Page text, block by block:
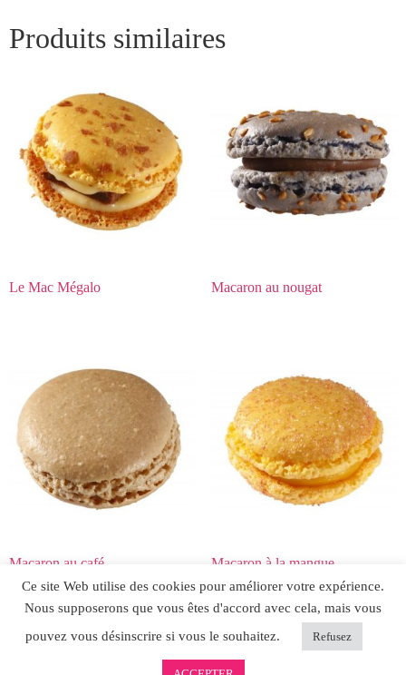
Produits similaires
Le Mac Mégalo Macaron au nougat
Macaron au café Macaron à la mangue
Ce site Web utilise des cookies pour améliorer votre expérience.
Nous supposerons que vous êtes d'accord avec cela, mais vous
pouvez vous désinscrire si vous le souhaitez.
Refusez